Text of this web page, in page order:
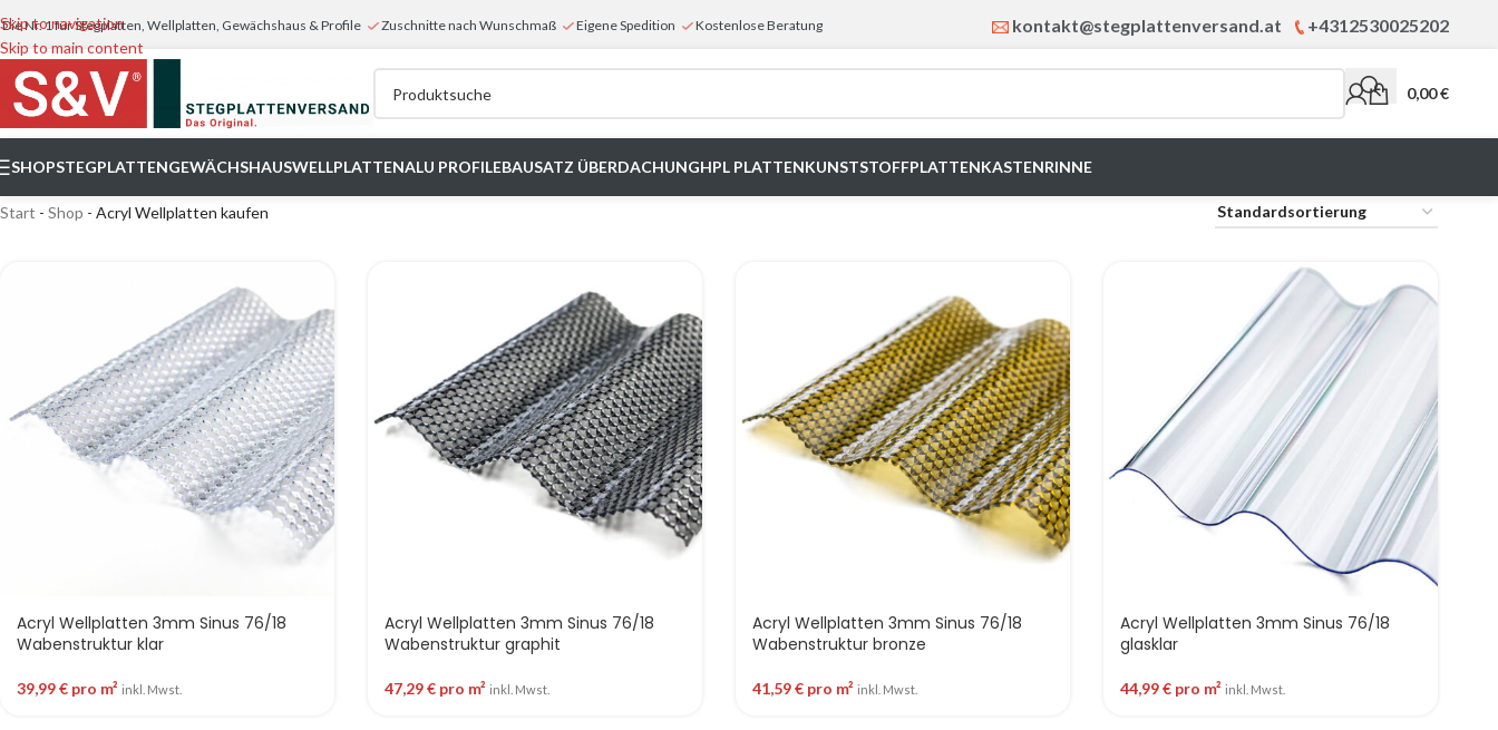
Skip to navigation
Skip to main content
Die Nr. 1 für Stegplatten, Wellplatten, Gewächshaus & Profile Zuschnitte nach Wunschmaß Eigene Spedition Kostenlose Beratung kontakt@stegplattenversand.at +4312530025202
0,00€
SHOPSTEGPLATTENGEWÄCHSHAUSWELLPLATTENALU PROFILEBAUSATZ ÜBERDACHUNGHPL PLATTENKUNSTSTOFFPLATTENKASTENRINNE
Start - Shop - Acryl Wellplatten kaufen
Acryl Wellplatten 3mm Sinus 76/18
Wabenstruktur klar
39,99€ pro m² inkl. Mwst.
Acryl Wellplatten 3mm Sinus 76/18
Wabenstruktur graphit
47,29€ pro m² inkl. Mwst.
Acryl Wellplatten 3mm Sinus 76/18
Wabenstruktur bronze
41,59€ pro m² inkl. Mwst.
Acryl Wellplatten 3mm Sinus 76/18
glasklar
44,99€ pro m² inkl. Mwst.